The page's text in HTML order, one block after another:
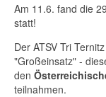
Am 11.6. fand die
statt!
Der ATSV Tri
"Großeinsatz" -
den
teilnahmen.